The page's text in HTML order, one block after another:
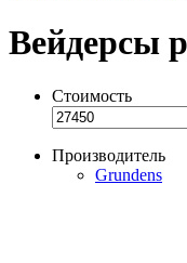
Вейдерсы
Стоимость
Производитель
Grundens